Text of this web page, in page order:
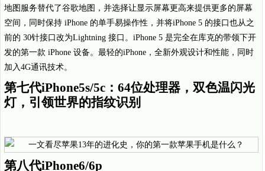
地图服务替代了谷歌地图，并选择让显示屏幕更高来提供更多的屏幕
空间，同时保持 iPhone 的单手易操作性，并将iPhone 5 的接口也从之
前的 30针接口改为Lightning 接口。iPhone 5 是完全在库克的带领下开
发的第一款 iPhone 设备。最轻的iPhone，全新外观设计和性能，同时
加入4G通讯技术。
第七代iPhone5s/5c：64位处理器，双色温闪光
灯，引领世界的指纹识别
第八代iPhone6/6p